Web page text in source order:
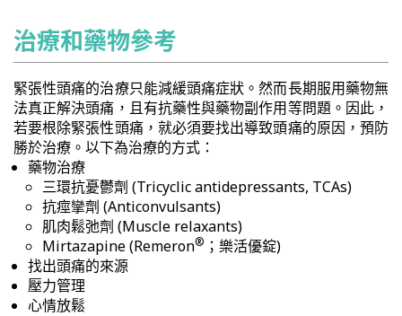
治療和藥物參考
緊張性頭痛的治療只能減緩頭痛症狀。然而長期服用藥物無
法真正解決頭痛，且有抗藥性與藥物副作用等問題。因此，
若要根除緊張性頭痛，就必須要找出導致頭痛的原因，預防
勝於治療。以下為治療的方式：
藥物治療
三環抗憂鬱劑 (Tricyclic antidepressants, TCAs)
抗痙攣劑 (Anticonvulsants)
肌肉鬆弛劑 (Muscle relaxants)
Mirtazapine (Remeron® ；樂活優錠)
找出頭痛的來源
壓力管理
心情放鬆